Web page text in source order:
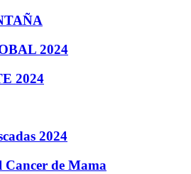
2024
2024
2024
de Mama